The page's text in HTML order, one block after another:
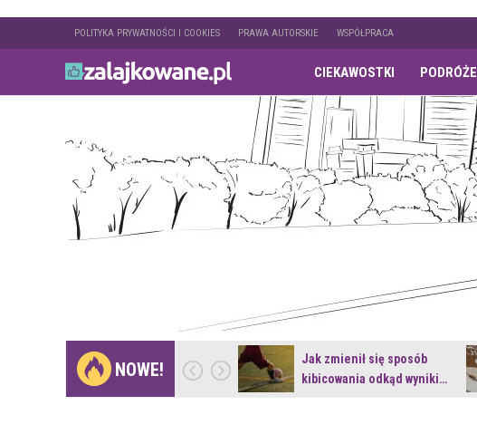
POLITYKA PRYWATNOŚCI I COOKIES PRAWA AUTORSKIE WSPÓŁPRACA
CIEKAWOSTKI PODRÓŻE
NOWE!
Gdzie pojechać na
weekend z naturą w…
Jak zmienił się sposób
kibicowania odkąd wyniki…